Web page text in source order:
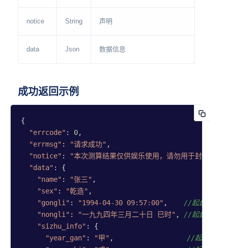
notice String 声明
data Json 数据信息
成功返回示例
{
"errcode" : 0,
"errmsg" : "请求成功" ,
"notice" :
"本次测算结果仅供娱乐使用，请勿用于封建迷信
"data" : {
"name" : "张三" ,
"sex" : "乾造" ,
"gongli" : "1994-04-30 09:57:00"
//起盘公历
"nongli" : "一九九四年三月二十日 巳时"
//起盘农历
"sizhu_info" : {
"year_gan" : "甲" , //起盘时间